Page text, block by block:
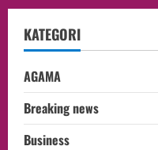
KATEGORI
AGAMA
Breaking news
Business